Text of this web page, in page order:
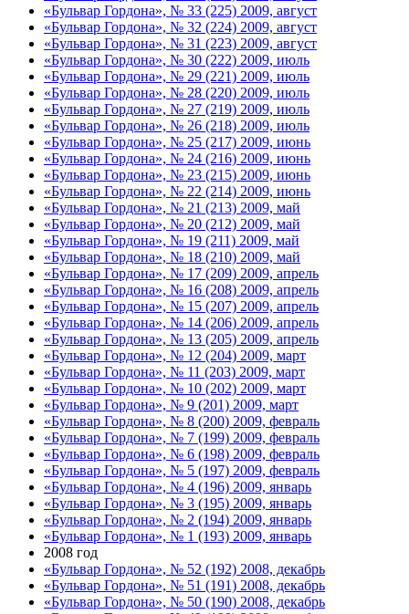
«Бульвар Гордона», № 33 (225) 2009, август
«Бульвар Гордона», № 32 (224) 2009, август
«Бульвар Гордона», № 31 (223) 2009, август
«Бульвар Гордона», № 30 (222) 2009, июль
«Бульвар Гордона», № 29 (221) 2009, июль
«Бульвар Гордона», № 28 (220) 2009, июль
«Бульвар Гордона», № 27 (219) 2009, июль
«Бульвар Гордона», № 26 (218) 2009, июль
«Бульвар Гордона», № 25 (217) 2009, июнь
«Бульвар Гордона», № 24 (216) 2009, июнь
«Бульвар Гордона», № 23 (215) 2009, июнь
«Бульвар Гордона», № 22 (214) 2009, июнь
«Бульвар Гордона», № 21 (213) 2009, май
«Бульвар Гордона», № 20 (212) 2009, май
«Бульвар Гордона», № 19 (211) 2009, май
«Бульвар Гордона», № 18 (210) 2009, май
«Бульвар Гордона», № 17 (209) 2009, апрель
«Бульвар Гордона», № 16 (208) 2009, апрель
«Бульвар Гордона», № 15 (207) 2009, апрель
«Бульвар Гордона», № 14 (206) 2009, апрель
«Бульвар Гордона», № 13 (205) 2009, апрель
«Бульвар Гордона», № 12 (204) 2009, март
«Бульвар Гордона», № 11 (203) 2009, март
«Бульвар Гордона», № 10 (202) 2009, март
«Бульвар Гордона», № 9 (201) 2009, март
«Бульвар Гордона», № 8 (200) 2009, февраль
«Бульвар Гордона», № 7 (199) 2009, февраль
«Бульвар Гордона», № 6 (198) 2009, февраль
«Бульвар Гордона», № 5 (197) 2009, февраль
«Бульвар Гордона», № 4 (196) 2009, январь
«Бульвар Гордона», № 3 (195) 2009, январь
«Бульвар Гордона», № 2 (194) 2009, январь
«Бульвар Гордона», № 1 (193) 2009, январь
2008 год
«Бульвар Гордона», № 52 (192) 2008, декабрь
«Бульвар Гордона», № 51 (191) 2008, декабрь
«Бульвар Гордона», № 50 (190) 2008, декабрь